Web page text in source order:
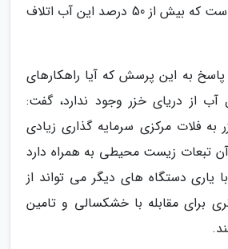
در کشور به گونه ای است که بیش از 50 درصد این آب اتلاف
پاسخ به این پرسش که آیا راهکارهای
آب از دریای خزر وجود ندارد، گفت:
به فلات مرکزی سرمایه گذاری زیادی
تبعات زیست محیطی به همراه دارد
با یاری دستگاه های دیگر می تواند از
برای مقابله با خشکسالی و تامین